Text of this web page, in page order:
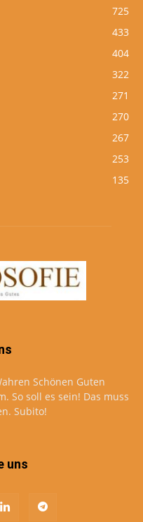
725
433
404
322
271
270
267
253
135
Schönen Guten
So soll es sein! Das muss
Subito!
uns